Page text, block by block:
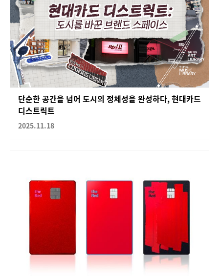
단순한 공간을 넘어 도시의 정체성을 완성하다, 현대카드
디스트릭트
2025.11.18